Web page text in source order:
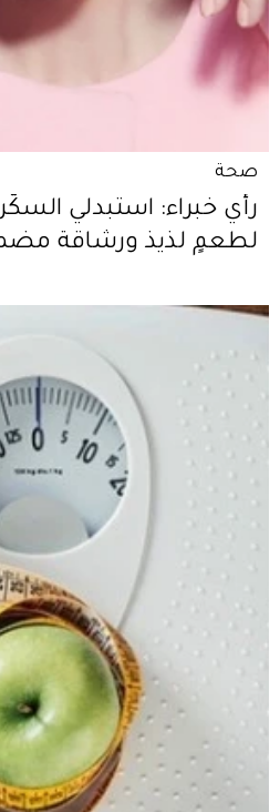
صحة
رأي خبراء: استبدلي
لطعمٍ لذيذ ورشاقة